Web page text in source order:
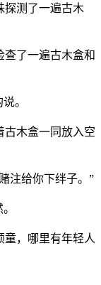
探测了一遍古木
查了一遍古木盒和
。
古木盒一同放入空
注给你下绊子。”
童，哪里有年轻人